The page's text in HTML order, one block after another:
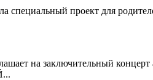
специальный проект для
на заключительный